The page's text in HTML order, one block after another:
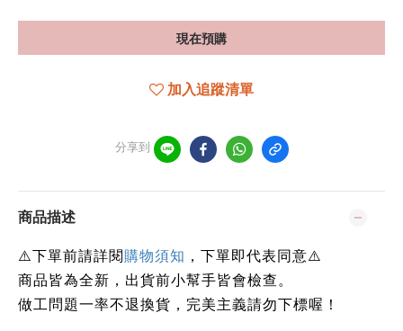
現在預購
加入追蹤清單
分享到
商品描述
⚠️下單前請詳閱購物須知 ，下單即代表同意⚠️
商品皆為全新，出貨前小幫手皆會檢查。
做工問題一率不退換貨，完美主義請勿下標喔！